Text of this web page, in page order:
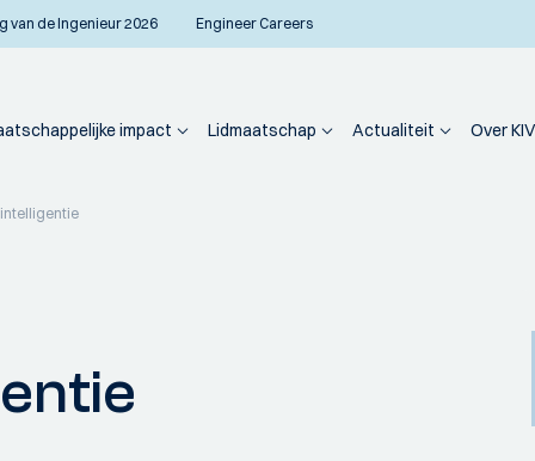
van de Ingenieur 2026 Engineer Careers
impact Lidmaatschap Actualiteit Over